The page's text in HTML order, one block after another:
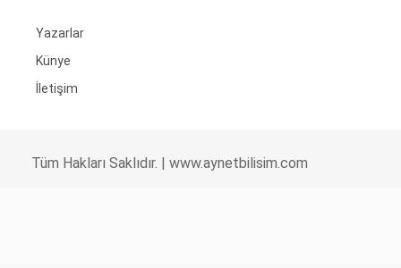
Yazarlar
Künye
İletişim
Tüm Hakları Saklıdır. | www.aynetbilisim.com